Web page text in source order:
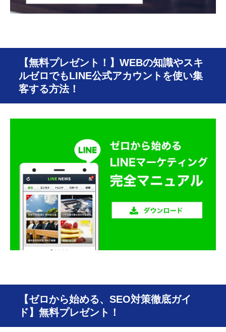
【無料プレゼント！】WEBの知識やスキ
ルゼロでもLINE公式アカウントを使い集
客する方法！
【ゼロから始める、SEO対策徹底ガイ
ド】無料プレゼント！